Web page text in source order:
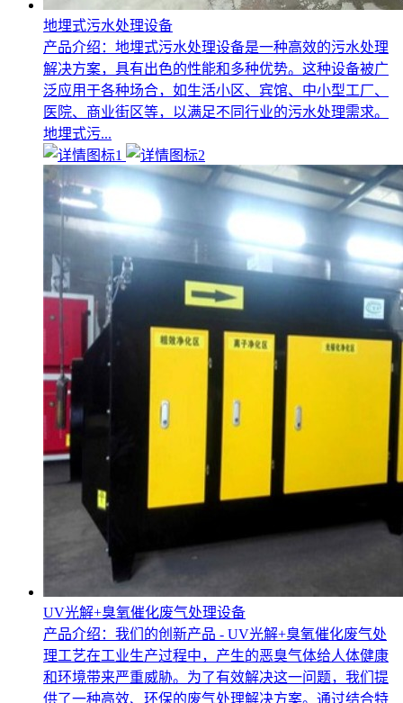
地埋式污水处理设备
产品介绍：地埋式污水处理设备是一种高效的污水处理
解决方案，具有出色的性能和多种优势。这种设备被广
泛应用于各种场合，如生活小区、宾馆、中小型工厂、
医院、商业街区等，以满足不同行业的污水处理需求。
地埋式污...
UV光解+臭氧催化废气处理设备
产品介绍：我们的创新产品 - UV光解+臭氧催化废气处
理工艺在工业生产过程中，产生的恶臭气体给人体健康
和环境带来严重威胁。为了有效解决这一问题，我们提
供了一种高效、环保的废气处理解决方案。通过结合特